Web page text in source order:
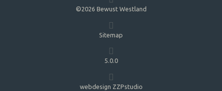
©2026 Bewust Westland
Sitemap
5.0.0
webdesign ZZPstudio